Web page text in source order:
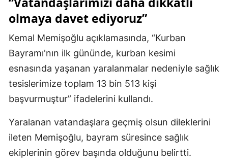
İzmir
Kars
Kastamonu
Kayseri
Kırklareli
Kırşehir
Kocaeli
olmaya davet ediyoruz”
Kemal Memişoğlu açıklamasında, “Kurban
Bayramı'nın ilk gününde, kurban kesimi
esnasında yaşanan yaralanmalar nedeniyle sağlık
tesislerimize toplam 13 bin 513 kişi
başvurmuştur” ifadelerini kullandı.
Yaralanan vatandaşlara geçmiş olsun dileklerini
ileten Memişoğlu, bayram süresince sağlık
ekiplerinin görev başında olduğunu belirtti.